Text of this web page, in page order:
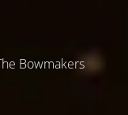
Bowmakers